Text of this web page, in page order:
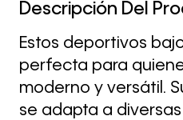
Descripción Del
Estos deportivos
perfecta para
moderno y versátil.
se adapta a